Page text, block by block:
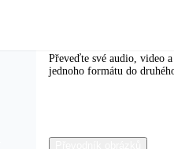
Převeďte své audio, video
jednoho formátu do